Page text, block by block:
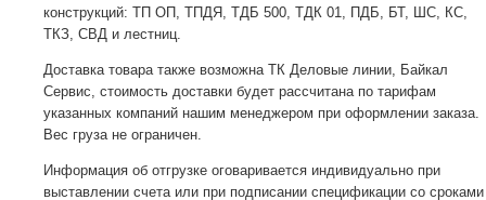
конструкций: ТП ОП, ТПДЯ, ТДБ 500, ТДК 01, ПДБ, БТ, ШС, КС,
ТКЗ, СВД и лестниц.
Доставка товара также возможна ТК Деловые линии, Байкал
Сервис, стоимость доставки будет рассчитана по тарифам
указанных компаний нашим менеджером при оформлении заказа.
Вес груза не ограничен.
Информация об отгрузке оговаривается индивидуально при
выставлении счета или при подписании спецификации со сроками